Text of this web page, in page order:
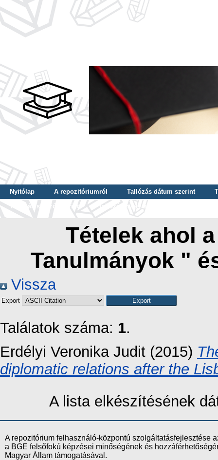
Nyitólap A repozitóriumról Tallózás dátum szerint
Tallózás szerző szerint
Tallózás nyelv szerint
Tételek ahol
Tanulmányok "
Vissza
Export
Találatok száma: 1.
Erdélyi Veronika Judit (2015)
diplomatic relations after the
A lista elkészítésének
A repozitórium felhasználó-központú szolgáltatásfejlesztése
a BGE felsőfokú képzései minőségének és
Magyar Állam támogatásával.